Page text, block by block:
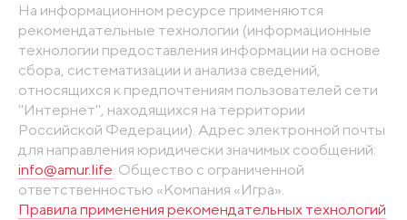
На информационном ресурсе применяются
рекомендательные технологии (информационные
технологии предоставления информации на основе
сбора, систематизации и анализа сведений,
относящихся к предпочтениям пользователей сети
"Интернет", находящихся на территории
Российской Федерации). Адрес электронной почты
для направления юридически значимых сообщений:
info@amur.life. Общество с ограниченной
ответственностью «Компания «Игра».
Правила применения рекомендательных технологий